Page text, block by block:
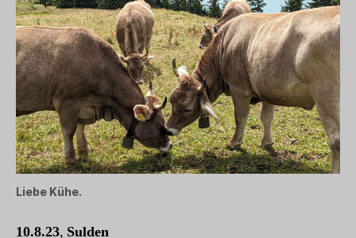
Liebe Kühe.
10.8.23, Sulden